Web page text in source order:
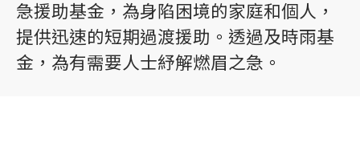
急援助基金，為身陷困境的家庭和個人，
提供迅速的短期過渡援助。透過及時雨基
金，為有需要人士紓解燃眉之急。